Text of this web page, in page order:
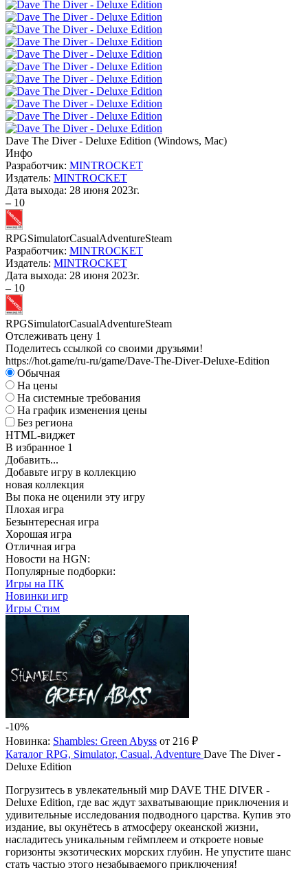
Dave The Diver - Deluxe Edition (Windows, Mac)
Инфо
Разработчик: MINTROCKET
Издатель: MINTROCKET
Дата выхода: 28 июня 2023г.
– 10
RPGSimulatorCasualAdventureSteam
Разработчик: MINTROCKET
Издатель: MINTROCKET
Дата выхода: 28 июня 2023г.
– 10
RPGSimulatorCasualAdventureSteam
Отслеживать цену 1
Поделитесь ссылкой со своими друзьями!
https://hot.game/ru-ru/game/Dave-The-Diver-Deluxe-Edition
Обычная
На цены
На системные требования
На график изменения цены
Без региона
HTML-виджет
В избранное 1
Добавить...
Добавьте игру в коллекцию
новая коллекция
Вы пока не оценили эту игру
Плохая игра
Безынтересная игра
Хорошая игра
Отличная игра
Новости на HGN:
Популярные подборки:
Игры на ПК
Новинки игр
Игры Стим
-10%
Новинка: Shambles: Green Abyss от 216 ₽
Каталог RPG, Simulator, Casual, Adventure Dave The Diver -
Deluxe Edition
Погрузитесь в увлекательный мир DAVE THE DIVER -
Deluxe Edition, где вас ждут захватывающие приключения и
удивительные исследования подводного царства. Купив это
издание, вы окунётесь в атмосферу океанской жизни,
насладитесь уникальным геймплеем и откроете новые
горизонты экзотических морских глубин. Не упустите шанс
стать частью этого незабываемого приключения!